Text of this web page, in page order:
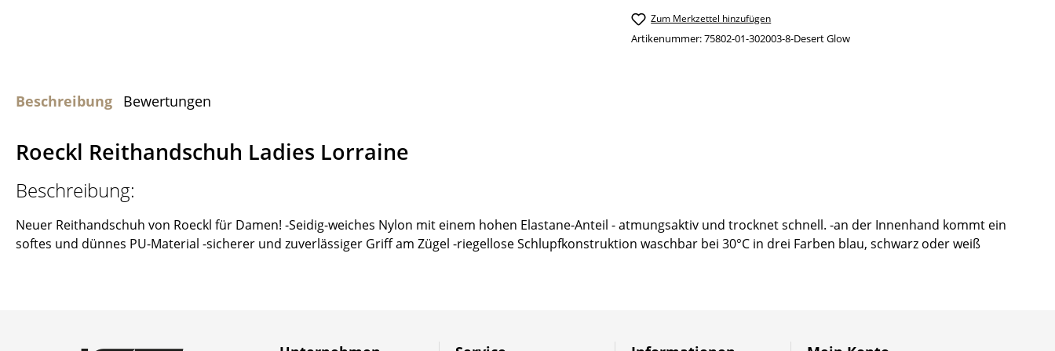
Zum Merkzettel hinzufügen
Artikenummer:75802-01-302003-8-Desert Glow
Beschreibung Bewertungen
Roeckl Reithandschuh Ladies Lorraine
Beschreibung:
Neuer Reithandschuh von Roeckl für Damen! -Seidig-weiches Nylon mit einem hohen Elastane-Anteil - atmungsaktiv und trocknet schnell. -an der Innenhand kommt ein
softes und dünnes PU-Material -sicherer und zuverlässiger Griff am Zügel -riegellose Schlupfkonstruktion waschbar bei 30°C in drei Farben blau, schwarz oder weiß